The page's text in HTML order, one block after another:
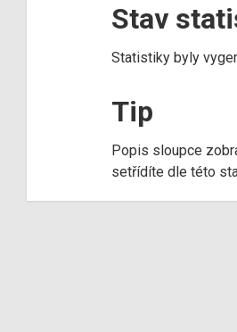
Stav
Statistiky byly
Tip
Popis sloupce
setřídíte dle této